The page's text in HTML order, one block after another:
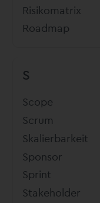
Risikomatrix
Roadmap
S
Scope
Scrum
Skalierbarkeit
Sponsor
Sprint
Stakeholder